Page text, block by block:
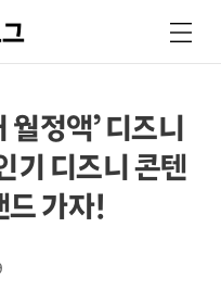
색
메
뉴
월정액’ 디즈니
기 디즈니 콘텐
드 가자!